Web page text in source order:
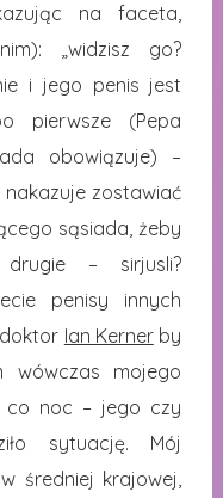
na faceta,
„widzisz go?
i jego penis jest
pierwsze (Pepa
obowiązuje) –
zostawiać
sąsiada, żeby
drugie – sirjusli?
penisy innych
Ian Kernerby
wówczas mojego
co noc – jego czy
sytuację. Mój
średniej krajowej,